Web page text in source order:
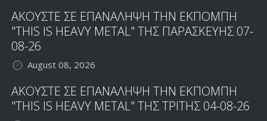
RAGE,
DEFISION
ΑΚΟΥΣΤΕ ΣΕ ΕΠΑΝΑΛΗΨΗ ΤΗΝ ΕΚΠΟΜΠΗ
"THIS IS HEAVY METAL" ΤΗΣ ΠΑΡΑΣΚΕΥΗΣ 07-
08-26
August 08, 2026
ΑΚΟΥΣΤΕ ΣΕ ΕΠΑΝΑΛΗΨΗ ΤΗΝ ΕΚΠΟΜΠΗ
"THIS IS HEAVY METAL" ΤΗΣ ΤΡΙΤΗΣ 04-08-26